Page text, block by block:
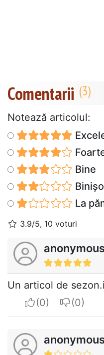
Comentarii
Notează articolul:
Bine
La
3.9/5, 10 voturi
Un articol de
I apreciate
I do